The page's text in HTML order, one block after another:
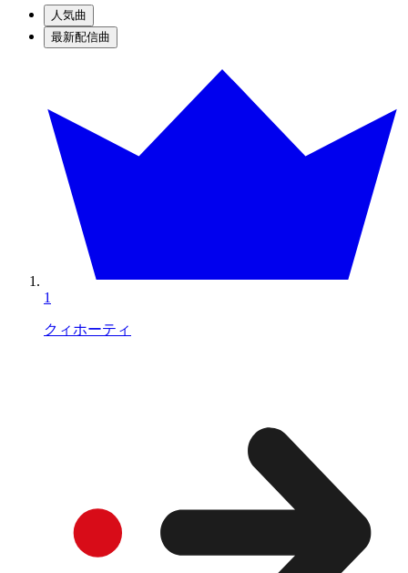
人気曲
最新配信曲
1
クィホーティ